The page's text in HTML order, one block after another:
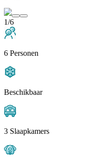
1/6
6 Personen
Beschikbaar
3 Slaapkamers